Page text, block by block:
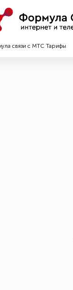
связи с МТС Тарифы